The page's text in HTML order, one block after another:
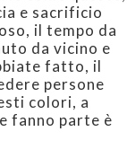
e sacrificio
il tempo da
da vicino e
fatto, il
persone
colori, a
fanno parte è